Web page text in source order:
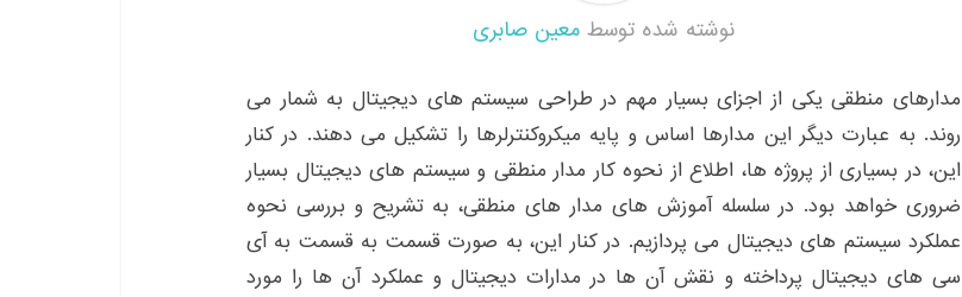
نوشته شده توسط معین صابری
مدارهای منطقی یکی از اجزای بسیار مهم در طراحی سیستم های دیجیتال به شمار می
روند. به عبارت دیگر این مدارها اساس و پایه میکروکنترلرها را تشکیل می دهند. در کنار
این، در بسیاری از پروژه ها، اطلاع از نحوه کار مدار منطقی و سیستم های دیجیتال بسیار
ضروری خواهد بود. در سلسله آموزش های مدار های منطقی، به تشریح و بررسی نحوه
عملکرد سیستم های دیجیتال می پردازیم. در کنار این، به صورت قسمت به قسمت به آی
سی های دیجیتال پرداخته و نقش آن ها در مدارات دیجیتال و عملکرد آن ها را مورد